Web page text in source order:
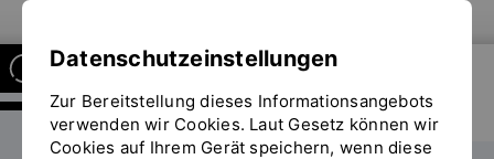
REGENSBURG SCHOOL OF
DIGITAL SCIENCES
Datenschutzeinstellungen
Zur Bereitstellung dieses Informationsangebots
verwenden wir Cookies. Laut Gesetz können wir
Cookies auf Ihrem Gerät speichern, wenn diese